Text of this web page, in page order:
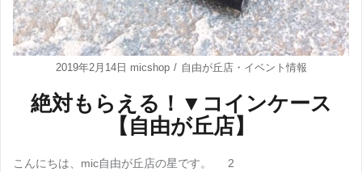
2019年2月14日 micshop 自由が丘店・ イベント情報
絶対もらえる！▼コインケース
【自由が丘店】
こんにちは、mic自由が丘店の星です。 2